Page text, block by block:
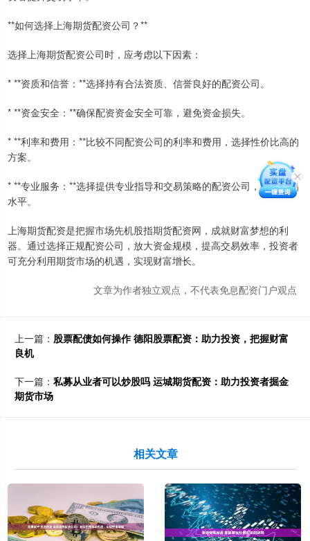
**如何选择上海期货配资公司？**
选择上海期货配资公司时，应考虑以下因素：
* **资质和信誉：**选择持有合法资质、信誉良好的配资公司。
* **资金安全：**确保配资资金安全可靠，避免资金损失。
* **利率和费用：**比较不同配资公司的利率和费用，选择性价比高的
方案。
* **专业服务：**选择提供专业指导和交易策略的配资公司，提升交易
水平。
上海期货配资是把握市场先机股指期货配资网，成就财富梦想的利
器。通过选择正规配资公司，放大资金规模，提高交易效率，投资者
可充分利用期货市场的机遇，实现财富增长。
文章为作者独立观点，不代表免息配资门户观点
上一篇： 股票配债如何操作 德阳股票配资：助力投资，把握财富
良机
下一篇： 私募从业者可以炒股吗 运城期货配资：助力投资者掘金
期货市场
相关文章